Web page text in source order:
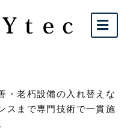
・老朽設備の入れ替えな
スまで専門技術で一貫施